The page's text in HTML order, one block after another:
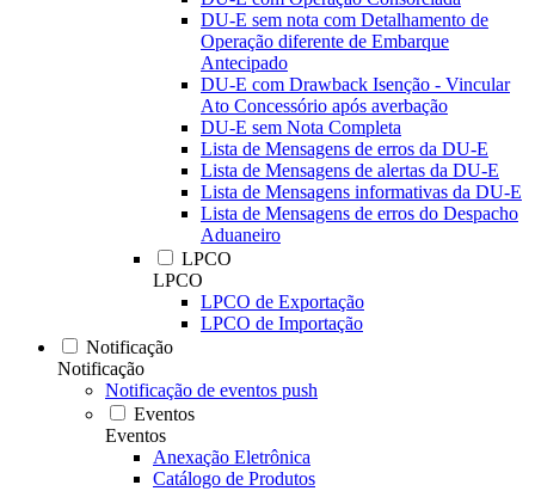
DU-E sem nota com Detalhamento de
Operação diferente de Embarque
Antecipado
DU-E com Drawback Isenção - Vincular
Ato Concessório após averbação
DU-E sem Nota Completa
Lista de Mensagens de erros da DU-E
Lista de Mensagens de alertas da DU-E
Lista de Mensagens informativas da DU-E
Lista de Mensagens de erros do Despacho
Aduaneiro
LPCO
LPCO
LPCO de Exportação
LPCO de Importação
Notificação
Notificação
Notificação de eventos push
Eventos
Eventos
Anexação Eletrônica
Catálogo de Produtos